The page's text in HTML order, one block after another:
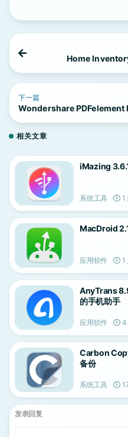
Home
下一篇
Wondershare PDFelement
相关文章
iMazing
系统工具 1
MacDroid
应用软件 1
AnyTrans
的手机助手
应用软件 4
Carbon
备份
系统工具
发表回复